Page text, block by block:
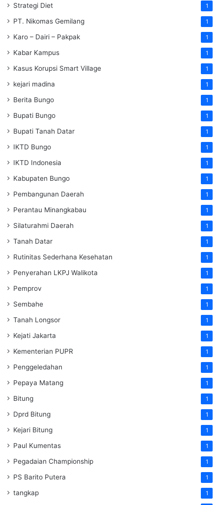
Strategi Diet 1
PT. Nikomas Gemilang 1
Karo – Dairi – Pakpak 1
Kabar Kampus 1
Kasus Korupsi Smart Village 1
kejari madina 1
Berita Bungo 1
Bupati Bungo 1
Bupati Tanah Datar 1
IKTD Bungo 1
IKTD Indonesia 1
Kabupaten Bungo 1
Pembangunan Daerah 1
Perantau Minangkabau 1
Silaturahmi Daerah 1
Tanah Datar 1
Rutinitas Sederhana Kesehatan 1
Penyerahan LKPJ Walikota 1
Pemprov 1
Sembahe 1
Tanah Longsor 1
Kejati Jakarta 1
Kementerian PUPR 1
Penggeledahan 1
Pepaya Matang 1
Bitung 1
Dprd Bitung 1
Kejari Bitung 1
Paul Kumentas 1
Pegadaian Championship 1
PS Barito Putera 1
tangkap 1